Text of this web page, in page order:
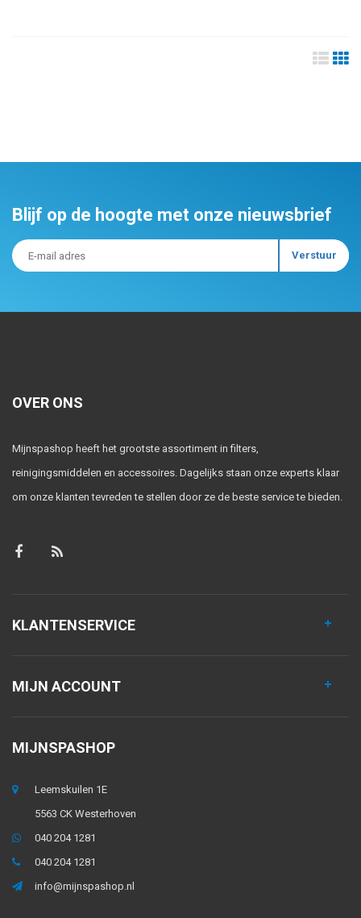
Blijf op de hoogte met onze nieuwsbrief
OVER ONS
Mijnspashop heeft het grootste assortiment in filters,
reinigingsmiddelen en accessoires. Dagelijks staan onze experts klaar
om onze klanten tevreden te stellen door ze de beste service te bieden.
KLANTENSERVICE
MIJN ACCOUNT
MIJNSPASHOP
Leemskuilen 1E
5563 CK Westerhoven
040 204 1281
040 204 1281
info@mijnspashop.nl